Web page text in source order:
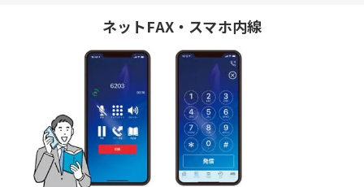
ネットFAX・スマホ内線